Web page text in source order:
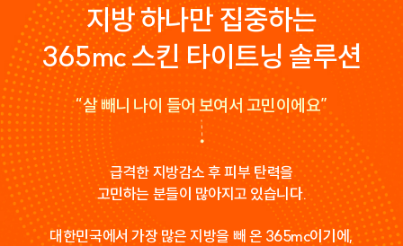
지방 하나만 집중하는
365mc 스킨 타이트닝 솔루션
“살 빼니 나이 들어 보여서 고민이에요”
급격한 지방감소 후 피부 탄력을
고민하는 분들이 많아지고 있습니다.
대한민국에서 가장 많은 지방을 빼 온 365mc이기에,